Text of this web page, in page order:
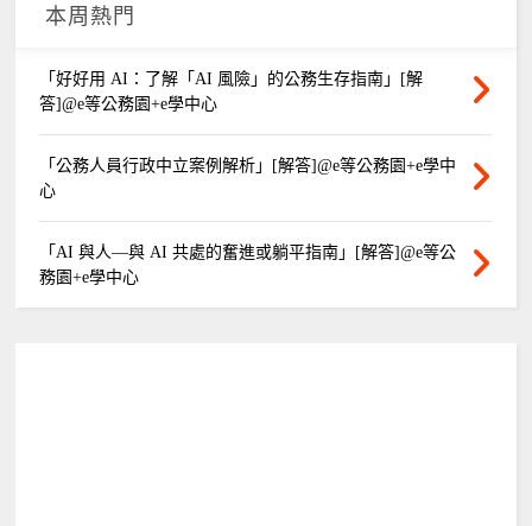
本周熱門
「好好用 AI：了解「AI 風險」的公務生存指南」[解
答]@e等公務園+e學中心
「公務人員行政中立案例解析」[解答]@e等公務園+e學中
心
「AI 與人—與 AI 共處的奮進或躺平指南」[解答]@e等公
務園+e學中心